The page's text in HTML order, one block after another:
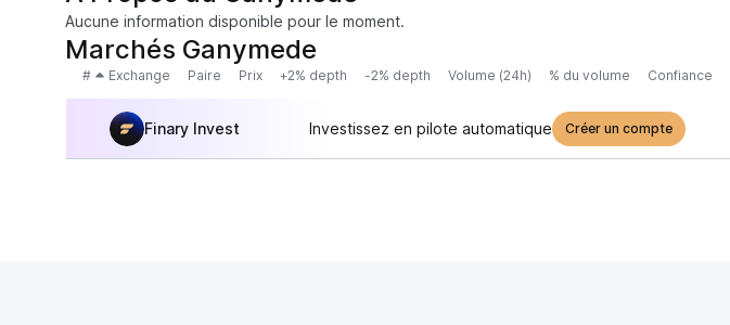
Aucune information disponible pour le moment.
Marchés Ganymede
# Exchange Paire Prix +2% depth -2% depth Volume (24h) % du volume Confiance
Finary Invest Investissez en pilote automatique Créer un compte